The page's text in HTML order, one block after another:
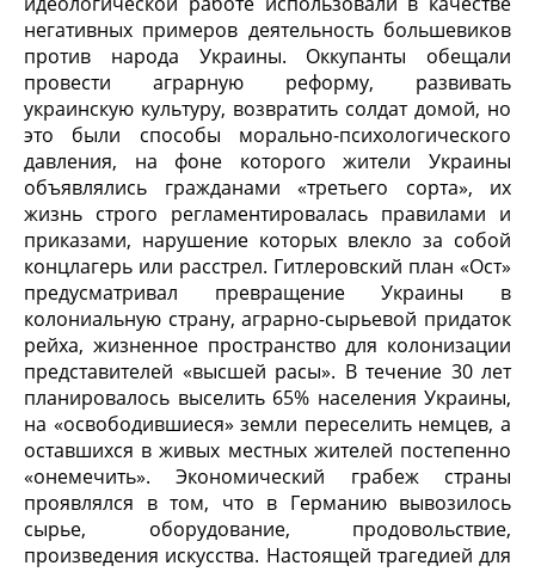
негативных примеров деятельность большевиков
против народа Украины. Оккупанты обещали
провести аграрную реформу, развивать
украинскую культуру, возвратить солдат домой, но
это были способы морально-психологического
давления, на фоне которого жители Украины
объявлялись гражданами «третьего сорта», их
жизнь строго регламентировалась правилами и
приказами, нарушение которых влекло за собой
концлагерь или расстрел. Гитлеровский план «Ост»
предусматривал превращение Украины в
колониальную страну, аграрно-сырьевой придаток
рейха, жизненное пространство для колонизации
представителей «высшей расы». В течение 30 лет
планировалось выселить 65% населения Украины,
на «освободившиеся» земли переселить немцев, а
оставшихся в живых местных жителей постепенно
«онемечить». Экономический грабеж страны
проявлялся в том, что в Германию вывозилось
сырье, оборудование, продовольствие,
произведения искусства. Настоящей трагедией для